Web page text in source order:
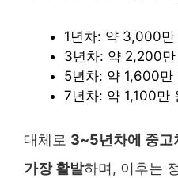
1년차: 약 3,000
3년차: 약 2,200
5년차: 약 1,600
7년차: 약 1,100만
대체로 3~5년차에 중고
가장 활발하며, 이후는